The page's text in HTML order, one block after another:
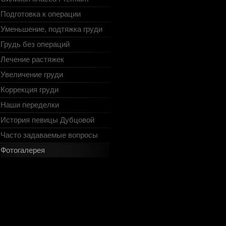
Подготовка к операции
Уменьшение, подтяжка груди
Грудь без операций
Лечение растяжек
Увеличение груди
Коррекция груди
Наши переделки
История певицы Дубцовой
Часто задаваемые вопросы
Фотогалерея